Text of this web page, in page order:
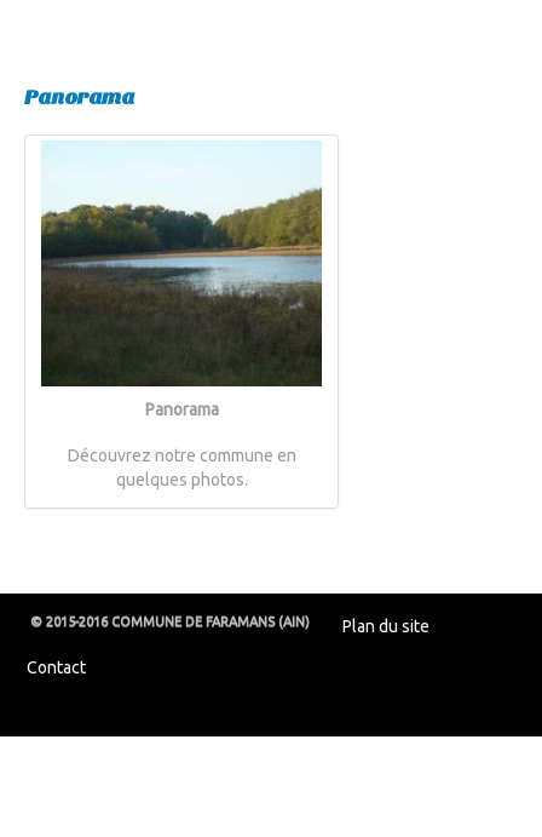
Panorama
Panorama
Découvrez notre commune en
quelques photos.
© 2015-2016 COMMUNE DE FARAMANS (AIN) Plan du site
Contact